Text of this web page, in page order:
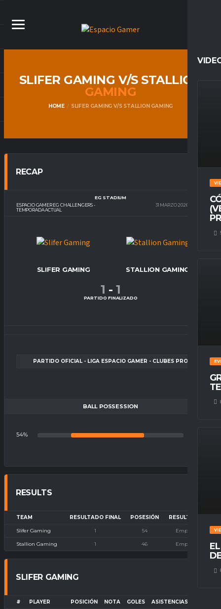
SLIFER GAMING V/S STALLION
GAMING
HOME SLIFER GAMING V/S STALLION GAMING
RECAP
ESPACIO GAMER EG CHALLENGERS -
TEMPORADA ACTUAL
EG STADIUM
31 MARZO 2026
SLIFER GAMING STALLION GAMING
1 - 1
PARTIDO FINALIZADO
PARTIDO OFICIAL - LIGA ESPACIO GAMER - CLUBES PRO
BALL POSSESSION
54%
RESULTS
TEAM RESULTADO FINAL POSESIÓN RESULTADO
Slifer Gaming 1 54 Empate
Stallion Gaming 1 46 Empate
SLIFER GAMING
# PLAYER POSICIÓN NOTA GOLES ASISTENCIAS